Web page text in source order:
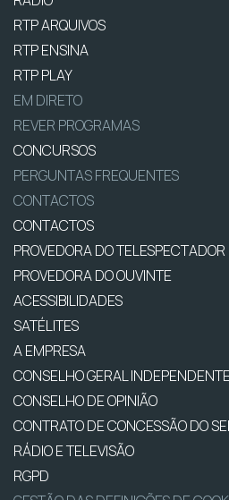
RTP ARQUIVOS
RTP ENSINA
RTP PLAY
EM DIRETO
REVER PROGRAMAS
CONCURSOS
PERGUNTAS FREQUENTES
CONTACTOS
CONTACTOS
PROVEDORA DO TELESPECTADOR
PROVEDORA DO OUVINTE
ACESSIBILIDADES
SATÉLITES
A EMPRESA
CONSELHO GERAL
CONSELHO DE OPINIÃO
CONTRATO DE CONCESSÃO DO
RÁDIO E TELEVISÃO
RGPD